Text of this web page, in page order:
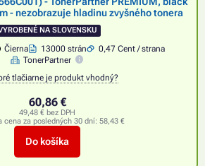
- nezobrazuje hladinu zvyšného tonera
NA SLOVENSKU
Čierna 13000 strán
0,47 Cent / strana
TonerPartner
tlačiarne je produkt vhodný?
60,86 €
49,48 € bez DPH
cena za posledných 30 dní: 58,43 €
Do košíka